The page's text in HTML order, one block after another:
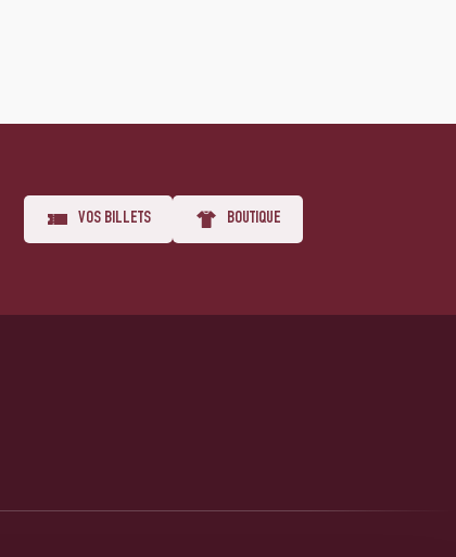
VOS BILLETS BOUTIQUE